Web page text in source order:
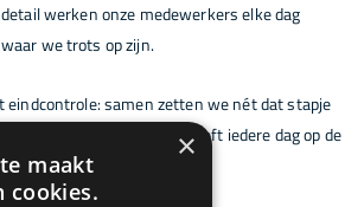
werken onze medewerkers elke dag
we trots op zijn.
eindcontrole: samen zetten we nét dat stapje
Dat familiegevoel? Dat leeft iedere dag op de
×
maakt
cookies.